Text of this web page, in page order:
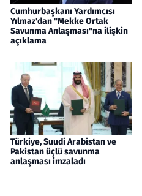
Cumhurbaşkanı Yardımcısı
Yılmaz'dan "Mekke Ortak
Savunma Anlaşması"na ilişkin
açıklama
Türkiye, Suudi Arabistan ve
Pakistan üçlü savunma
anlaşması imzaladı